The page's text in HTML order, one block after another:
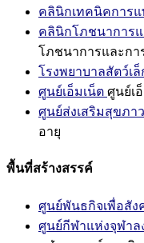
คลินิกเทคนิคการ
คลินิกโภชนาการ
โภชนาการและกา
โรงพยาบาลสัตว์เ
ศูนย์เอ็มเน็ต ศูนย์เ
ศูนย์ส่งเสริมสุขภา
อายุ
พื้นที่สร้างสรรค์
ศูนย์พันธกิจเพื่อสัง
ศูนย์กีฬาแห่งจุฬา